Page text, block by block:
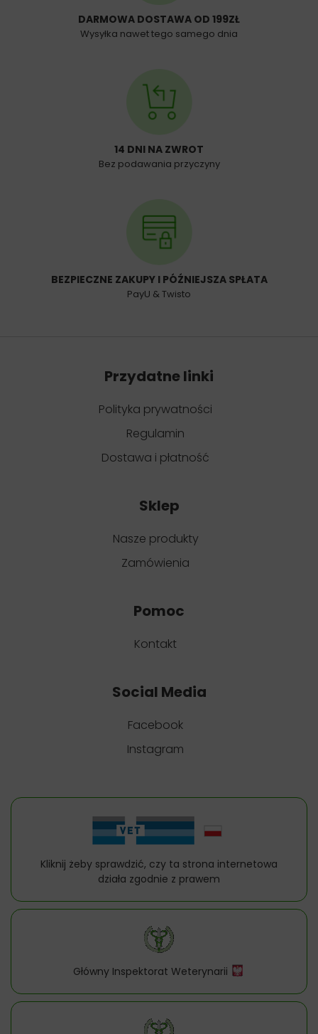
DARMOWA DOSTAWA OD 199ZŁ
Wysyłka nawet tego samego dnia
14 DNI NA ZWROT
Bez podawania przyczyny
BEZPIECZNE ZAKUPY I PÓŹNIEJSZA SPŁATA
PayU & Twisto
Przydatne linki
Polityka prywatności
Regulamin
Dostawa i płatność
Sklep
Nasze produkty
Zamówienia
Pomoc
Kontakt
Social Media
Facebook
Instagram
Kliknij żeby sprawdzić, czy ta strona internetowa
działa zgodnie z prawem
Główny Inspektorat Weterynarii